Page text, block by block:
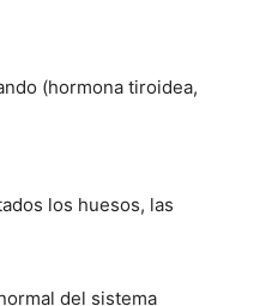
(hormona tiroidea,
los huesos, las
del sistema